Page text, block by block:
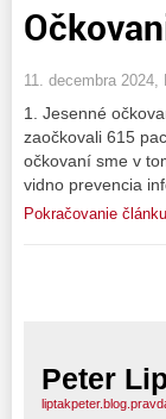
11. decembra
1. Jesenné
zaočkovali 615
očkovaní sme v
vidno prevencia
Pokračovanie článku
Peter